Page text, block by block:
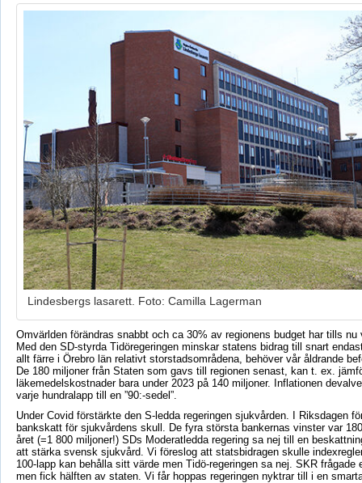
Lindesbergs lasarett. Foto: Camilla Lagerman
Omvärlden förändras snabbt och ca 30% av regionens budget har tills nu
Med den SD-styrda Tidöregeringen minskar statens bidrag till snart
allt färre i Örebro län relativt storstadsområdena, behöver vår åldrande
De 180 miljoner från Staten som gavs till regionen senast, kan t. ex.
läkemedelskostnader bara under 2023 på 140 miljoner. Inflationen
varje hundralapp till en ”90:-sedel”.
Under Covid förstärkte den S-ledda regeringen sjukvården. I Riksdagen
bankskatt för sjukvårdens skull. De fyra största bankernas vinster var
året (=1 800 miljoner!) SDs Moderatledda regering sa nej till en
att stärka svensk sjukvård. Vi föreslog att statsbidragen skulle
100-lapp kan behålla sitt värde men Tidö-regeringen sa nej. SKR frågade
men fick hälften av staten. Vi får hoppas regeringen nyktrar till i en